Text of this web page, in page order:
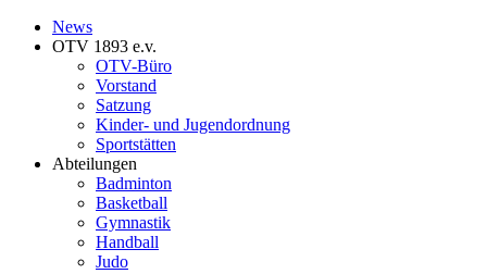
News
OTV 1893 e.v.
OTV-Büro
Vorstand
Satzung
Kinder- und Jugendordnung
Sportstätten
Abteilungen
Badminton
Basketball
Gymnastik
Handball
Judo